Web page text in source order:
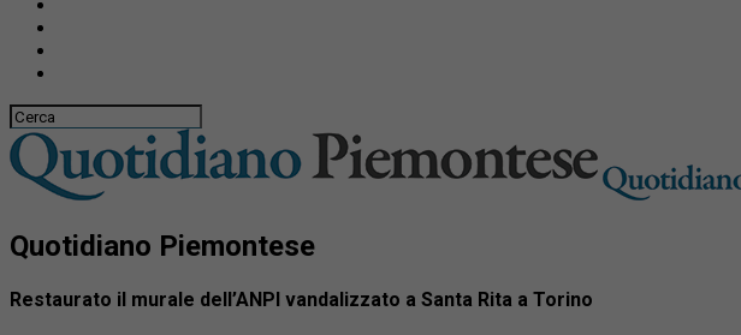
Quotidiano Piemontese
Restaurato il murale dell’ANPI vandalizzato a Santa Rita a Torino